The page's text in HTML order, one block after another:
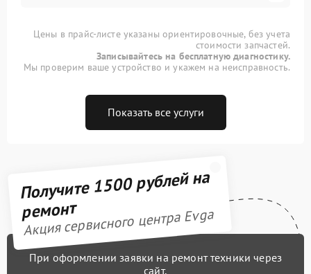
Цены в прайс-листе указаны ориентировочные, без учета
стоимости запчастей.
Записывайтесь на бесплатную диагностику.
Мы проверим ваше устройство и укажем на неисправность.
Показать все услуги
Получите 1500 рублей на
ремонт
Акция сервисного центра Evga
При оформлении заявки на ремонт техники через
сайт,